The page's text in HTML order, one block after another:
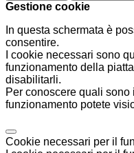
Gestione cookie
In questa schermata è
consentire.
I cookie necessari sono
funzionamento della
disabilitarli.
Per conoscere quali sono
funzionamento potete
Cookie necessari per il